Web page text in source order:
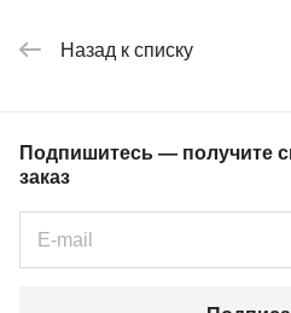
Назад к списку
Подпишитесь — получите
заказ